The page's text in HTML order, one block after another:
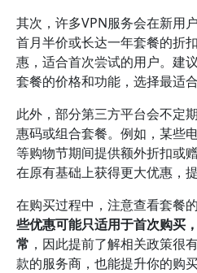
其次，许多VPN服务会在新用
首月半价或长达一年套餐的折
惠，适合首次尝试的用户。建
套餐的价格和功能，选择最适合
此外，部分第三方平台会不定
惠码或组合套餐。例如，某些
等购物节期间提供额外折扣或
在原有基础上获得更大优惠，提
在购买过程中，注意查看套餐
些优惠可能只适用于首次购买
常 ，因此提前了解相关政策很
款的服务商，也能提升你的购买